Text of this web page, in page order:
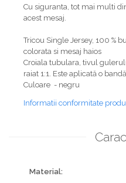
Cu siguranta, tot mai multi
acest mesaj.
Tricou Single Jersey, 100 %
colorata si mesaj haios
Croiala tubulara, tivul
raiat 1:1. Este aplicată o
Culoare - negru
Informatii conformitate
Material: